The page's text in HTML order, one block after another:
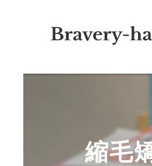
縮毛